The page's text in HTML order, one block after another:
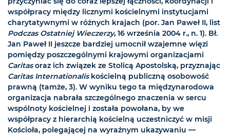
współpracy między licznymi kościelnymi instytucjami
charytatywnymi w różnych krajach (por. Jan Paweł II, list
Podczas Ostatniej Wieczerzy, 16 września 2004 r., n. 1). Bł.
Jan Paweł II jeszcze bardziej umocnił wzajemne więzi
pomiędzy poszczególnymi krajowymi organizacjami
Caritasoraz ich związek ze Stolicą Apostolską, przyznając
Caritas Internationaliskościelną publiczną osobowość
prawną (tamże, 3). W wyniku tego ta międzynarodowa
organizacja nabrała szczególnego znaczenia w sercu
wspólnoty kościelnej i została powołana, by we
współpracy z hierarchią kościelną uczestniczyć w misji
Kościoła, polegającej na wyraźnym ukazywaniu —